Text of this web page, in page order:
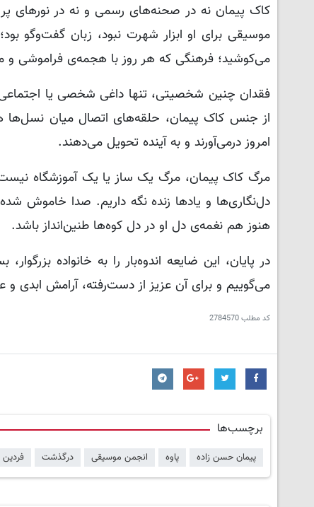
کاک پیمان نه در صحنه‌های رسمی و نه در
موسیقی برای او ابزار شهرت نبود، زبان گفت‌وگو
می‌کوشید؛ فرهنگی که هر روز با هجمه‌ی فراموشی و
فقدان چنین شخصیتی، تنها داغی شخصی یا
از جنس کاک پیمان، حلقه‌های اتصال میان نسل‌ها
امروز درمی‌آورند و به آینده تحویل می‌دهند.
مرگ کاک پیمان، مرگ یک ساز یا یک آموزشگاه
دل‌نگاری‌ها و یادها زنده نگه داریم. صدا خاموش
هنوز هم نغمه‌ی دل او در دل کوه‌ها طنین‌انداز باشد.
در پایان، این ضایعه اندوه‌بار را به خانواده
می‌گوییم و برای آن عزیز از دست‌رفته، آرامش ابدی
کد مطلب2784570
برچسب‌ها
پیمان حسن زاده پاوه انجمن موسیقی درگذشت